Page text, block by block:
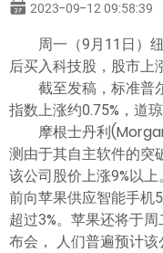
한글
日本語
Tiếng việt
ไทย
2023-09-12 09:58:39
周一（9月11日）
后买入科技股，股市上
截至发稿，标准普
指数上涨约0.75%，道
摩根士丹利
测由于其自主软件的突
该公司股价上涨9%以
前向苹果供应智能手机
超过3%。苹果还将于
布会， 人们普遍预计该